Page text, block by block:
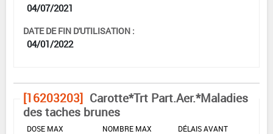
04/07/2021
DATE DE FIN D'UTILISATION :
04/01/2022
[16203203] Carotte*Trt Part.Aer.*Maladies
des taches brunes
DOSE MAX NOMBRE MAX DÉLAIS AVANT